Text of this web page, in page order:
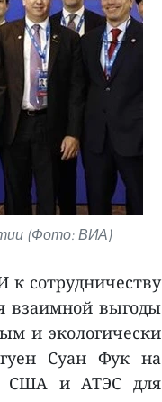
(Фото: ВИА)
к сотрудничеству
взаимной выгоды
и экологически
Суан Фук на
США и АТЭС для